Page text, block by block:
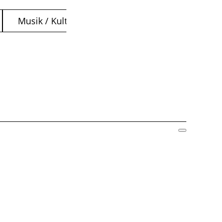
Musik / Kultur